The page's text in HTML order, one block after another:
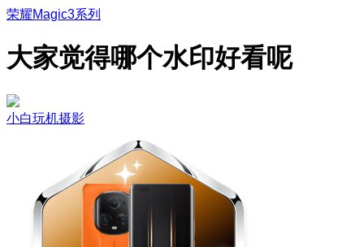
荣耀Magic3系列
大家觉得哪个水印好看呢
小白玩机摄影